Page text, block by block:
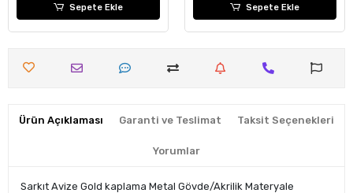
Sepete Ekle Sepete Ekle
Ürün Açıklaması Garanti ve Teslimat Taksit Seçenekleri
Yorumlar
Sarkıt Avize Gold kaplama Metal Gövde/Akrilik Materyale